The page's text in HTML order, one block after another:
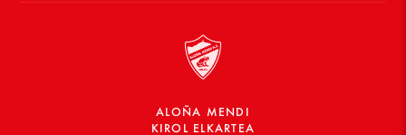
ALOÑA MENDI
KIROL ELKARTEA